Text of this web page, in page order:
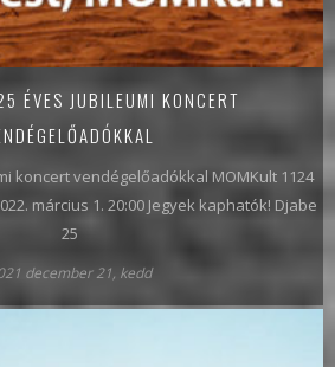
ÉVES JUBILEUMI KONCERT
koncert vendégelőadókkal MOMKult 1124
március 1. 20:00 Jegyek kaphatók! Djabe
25
december 21, kedd